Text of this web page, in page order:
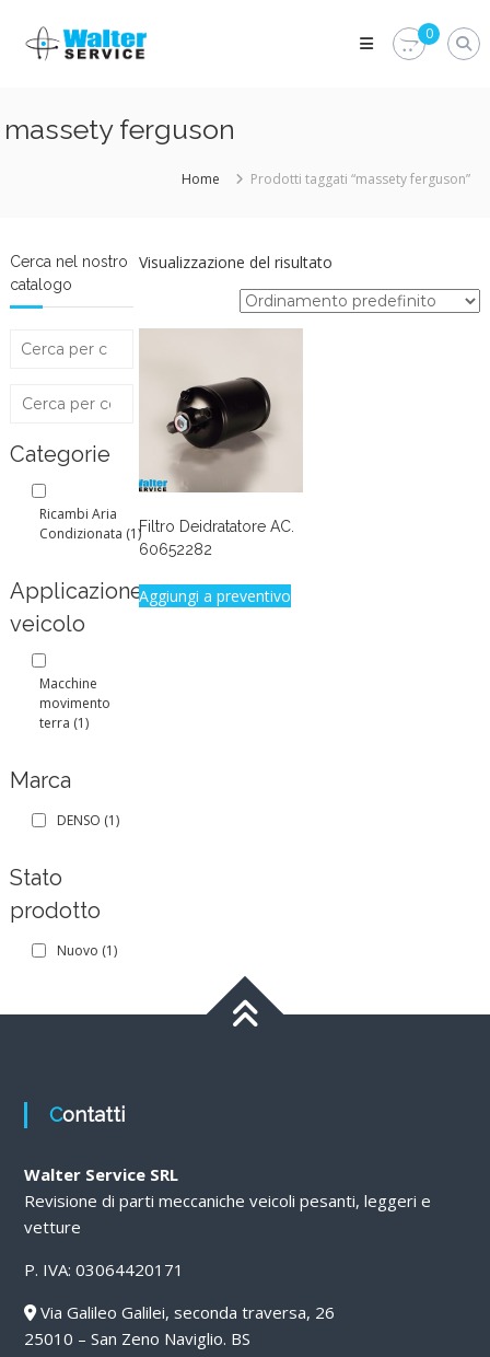
content
Walter
Service
parti
Walter
Service
Srl
0
massety ferguson
Home Prodotti taggati “massety ferguson”
Visualizzazione del risultato
Filtro Deidratatore AC.
60652282
Aggiungi a preventivo
Cerca nel nostro
catalogo
Categorie
Ricambi Aria
Condizionata (1)
Applicazione
veicolo
Macchine
movimento
terra (1)
Marca
DENSO (1)
Stato
prodotto
Nuovo (1)
Contatti
Walter Service SRL
Revisione di parti meccaniche veicoli pesanti, leggeri e
vetture
P. IVA: 03064420171
Via Galileo Galilei, seconda traversa, 26
25010 – San Zeno Naviglio. BS